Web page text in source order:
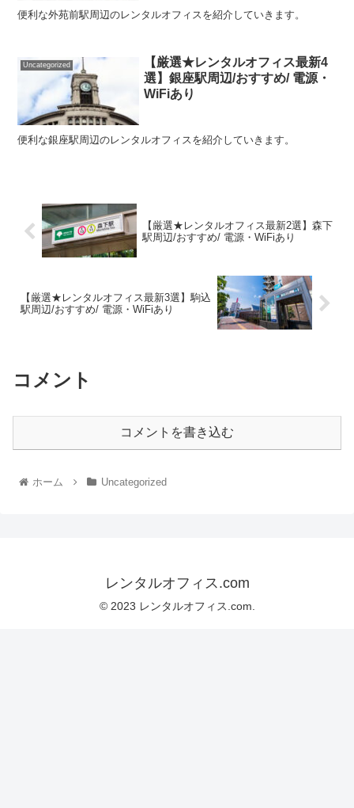
便利な外苑前駅周辺のレンタルオフィスを紹介していきます。
Uncategorized
【厳選★レンタルオフィス最新4
選】銀座駅周辺/おすすめ/ 電源・
WiFiあり
便利な銀座駅周辺のレンタルオフィスを紹介していきます。
【厳選★レンタルオフィス最新2選】森下
駅周辺/おすすめ/ 電源・WiFiあり
【厳選★レンタルオフィス最新3選】駒込
駅周辺/おすすめ/ 電源・WiFiあり
コメント
コメントを書き込む
ホーム Uncategorized
レンタルオフィス.com
© 2023 レンタルオフィス.com.